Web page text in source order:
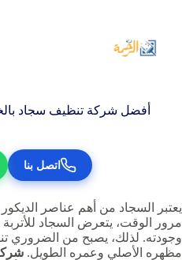
المحتوى
أفضل شركة تنظيف سجاد
اتصل بنا
يعتبر السجاد من أهم عناصر
مرور الوقت، يتعرض السجاد
وجودته. لذلك، يصبح من الضروري
مظهره الأصلي وعمره الطويل.